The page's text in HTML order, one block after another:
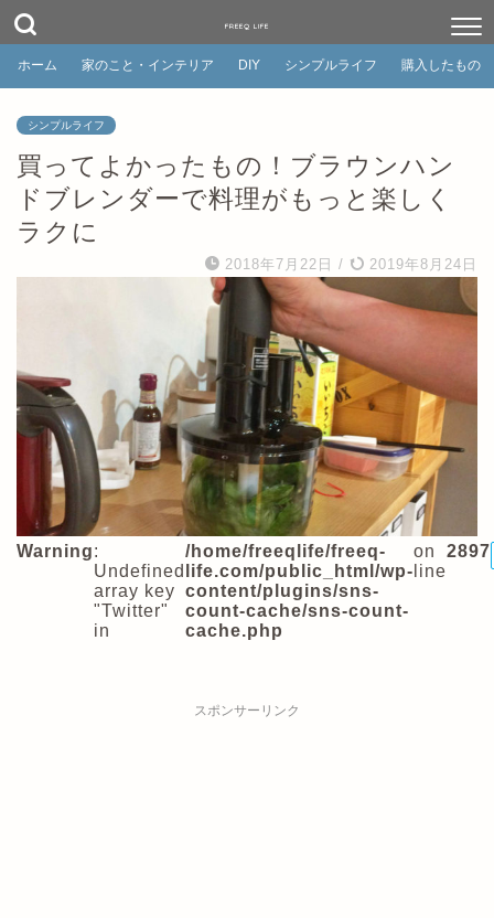
FREEQ LIFE
ホーム 家のこと・インテリア DIY シンプルライフ 購入したもの
シンプルライフ
買ってよかったもの！ブラウンハン
ドブレンダーで料理がもっと楽しく
ラクに
2018年7月22日 / 2019年8月24日
Warning:
Undefined
array key
"Twitter"
in
/home/freeqlife/freeq-
life.com/public_html/wp-
content/plugins/sns-
count-cache/sns-count-
cache.php
on
line
2897
スポンサーリンク